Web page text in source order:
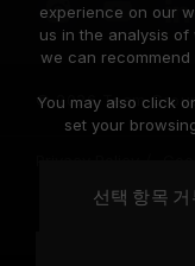
© 2026 Team
experience on our
us in the analysis
we can
You may also click
set your
선택 항목 거